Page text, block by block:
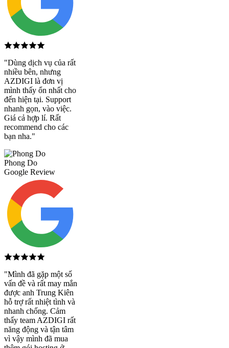
"Dùng dịch vụ của rất
nhiều bên, nhưng
AZDIGI là đơn vị
mình thấy ổn nhất cho
đến hiện tại. Support
nhanh gọn, vào việc.
Giá cả hợp lí. Rất
recommend cho các
bạn nha."
Phong Do
Google Review
"Mình đã gặp một số
vấn đề và rất may mắn
được anh Trung Kiên
hỗ trợ rất nhiệt tình và
nhanh chống. Cảm
thấy team AZDIGI rất
năng động và tận tâm
vì vậy mình đã mua